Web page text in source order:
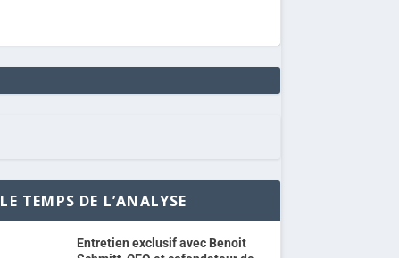
LE TEMPS DE L’ANALYSE
Entretien exclusif avec Benoit